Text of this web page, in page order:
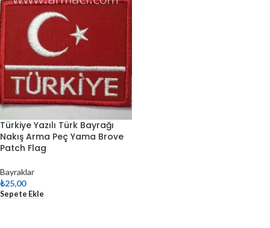
Türkiye Yazılı Türk Bayrağı
Nakış Arma Peç Yama Brove
Patch Flag
Bayraklar
₺25,00
Sepete Ekle